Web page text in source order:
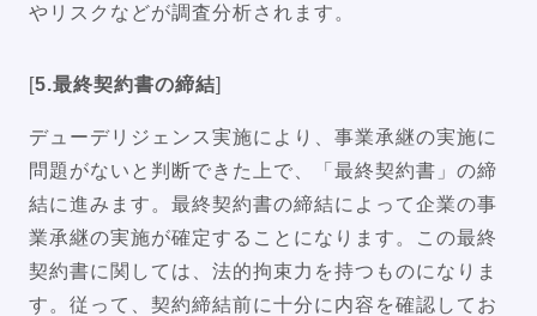
やリスクなどが調査分析されます。
[5.最終契約書の締結]
デューデリジェンス実施により、事業承継の実施に
問題がないと判断できた上で、「最終契約書」の締
結に進みます。最終契約書の締結によって企業の事
業承継の実施が確定することになります。この最終
契約書に関しては、法的拘束力を持つものになりま
す。従って、契約締結前に十分に内容を確認してお